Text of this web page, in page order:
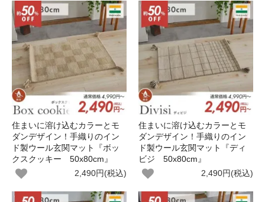
住まいに溶け込むカラーとモ
ダンデザイン！手織りのイン
ド製ウール玄関マット『ボッ
クスクッキー 50x80cm』
2,490円(税込)
住まいに溶け込むカラーとモ
ダンデザイン！手織りのイン
ド製ウール玄関マット『ディ
ビジ 50x80cm』
2,490円(税込)